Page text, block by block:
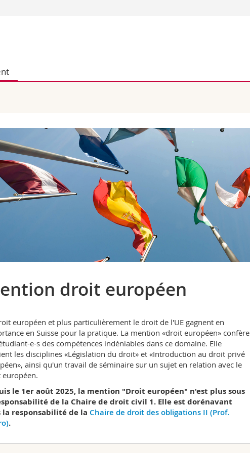
et sociales et management
humaines
l'éducation et de la formation
Chercheurs
droit européen
européen et plus particulièrement le droit de l'UE gagnent en
en Suisse pour la pratique. La mention «droit européen» confère
e-s des compétences indéniables dans ce domaine. Elle
les disciplines «Législation du droit» et «Introduction au droit privé
ainsi qu'un travail de séminaire sur un sujet en relation avec le
le 1er août 2025, la mention "Droit européen" n'est plus sous
de la Chaire de droit civil 1. Elle est dorénavant
la responsabilité de la Chaire de droit des obligations II (Prof.
.